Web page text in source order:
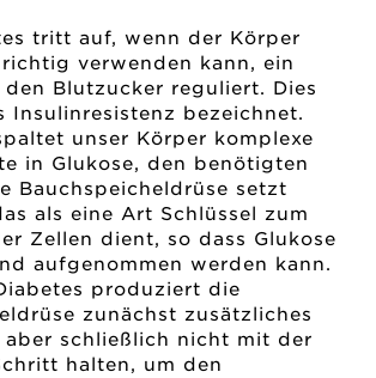
tritt auf, wenn der Körper
verwenden kann, ein
den Blutzucker reguliert. Dies
Insulinresistenz bezeichnet.
unser Körper komplexe
in Glukose, den benötigten
Bauchspeicheldrüse setzt
als eine Art Schlüssel zum
Zellen dient, so dass Glukose
aufgenommen werden kann.
produziert die
zunächst zusätzliches
aber schließlich nicht mit der
halten, um den